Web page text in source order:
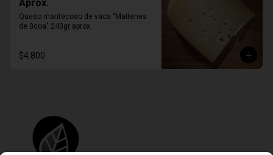
Aprox.
Queso mantecoso de vaca "Maitenes
de 0coa" 240gr aprox.
$4.800